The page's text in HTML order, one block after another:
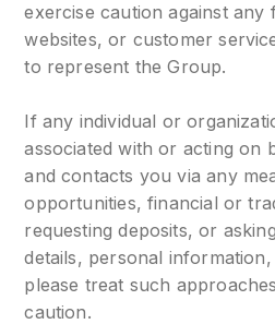
exercise caution against any
websites, or customer
to represent the Group.
If any individual or
associated with or acting on
and contacts you via any
opportunities, financial or
requesting deposits, or
details, personal
please treat such
caution.